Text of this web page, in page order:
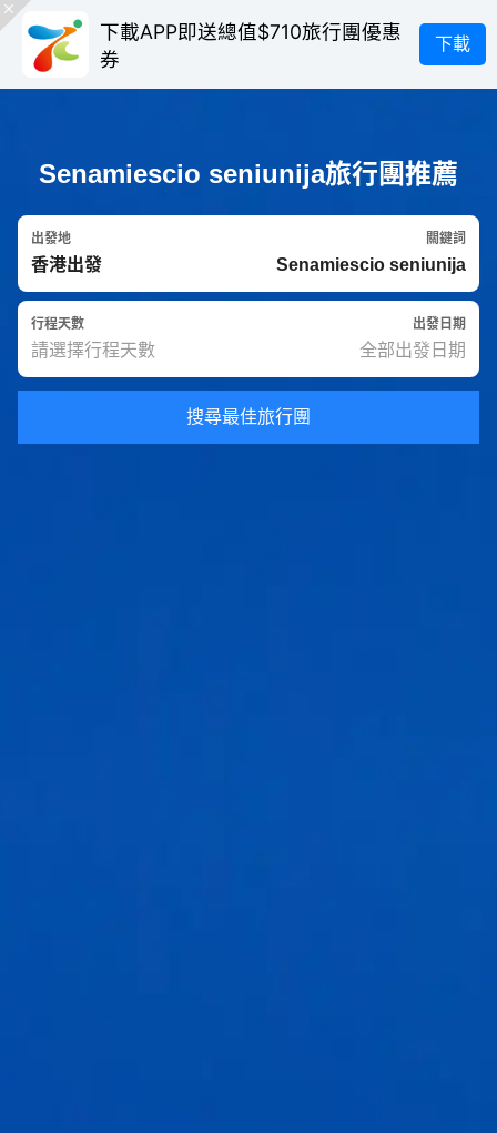
下載APP即送總值$710旅行團優惠
券
下載
Senamiescio seniunija旅行團推薦
出發地 關鍵詞
出發日期
行程天數
搜尋最佳旅行團